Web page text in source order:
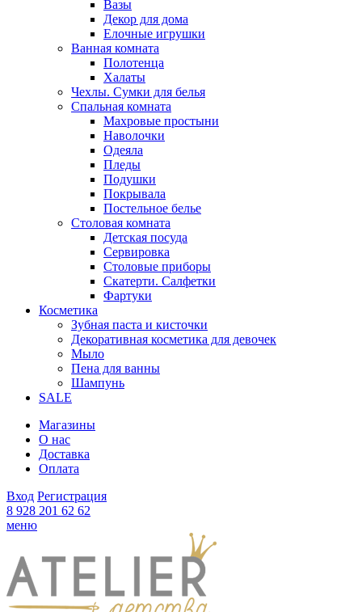
Вазы
Декор для дома
Елочные игрушки
Ванная комната
Полотенца
Халаты
Чехлы. Сумки для белья
Спальная комната
Махровые простыни
Наволочки
Одеяла
Пледы
Подушки
Покрывала
Постельное белье
Столовая комната
Детская посуда
Сервировка
Столовые приборы
Скатерти. Салфетки
Фартуки
Косметика
Зубная паста и кисточки
Декоративная косметика для девочек
Мыло
Пена для ванны
Шампунь
SALE
Магазины
О нас
Доставка
Оплата
Вход Регистрация
8 928 201 62 62
меню